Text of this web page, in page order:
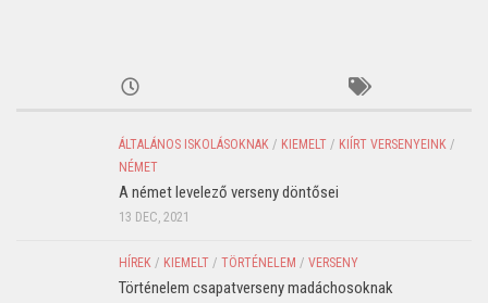
ÁLTALÁNOS ISKOLÁSOKNAK / KIEMELT / KIÍRT VERSENYEINK /
NÉMET
A német levelező verseny döntősei
13 DEC, 2021
HÍREK / KIEMELT / TÖRTÉNELEM / VERSENY
Történelem csapatverseny madáchosoknak